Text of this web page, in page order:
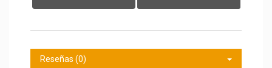
Reseñas (0)